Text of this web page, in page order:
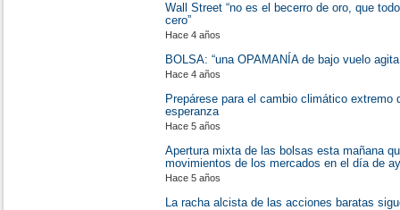
Wall Street “no es el becerro de oro, que
cero”
Hace 4 años
BOLSA: “una OPAMANÍA de bajo vuelo
Hace 4 años
Prepárese para el cambio climático extremo
esperanza
Hace 5 años
Apertura mixta de las bolsas esta mañana
movimientos de los mercados en el día de
Hace 5 años
La racha alcista de las acciones baratas